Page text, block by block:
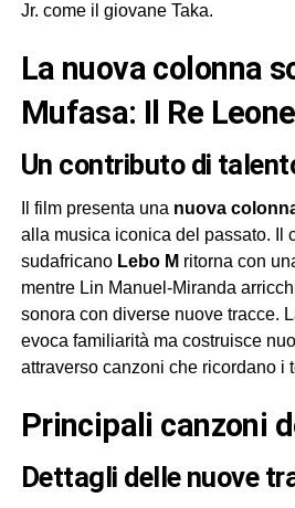
Jr. come il giovane Taka.
La nuova colonna sonora di
Mufasa: Il Re Leone
Un contributo di
Il film presenta una nuova
alla musica iconica del passato. Il
sudafricano Lebo M ritorna con
mentre Lin Manuel-Miranda
sonora con diverse nuove tracce.
evoca familiarità ma costruisce
attraverso canzoni che ricordano i
Principali canzoni
Dettagli delle nuove